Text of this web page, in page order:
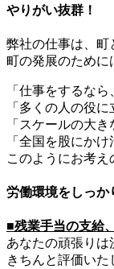
やりがい抜群！
弊社の仕事は、町
町の発展のために
「仕事をするな
「多くの人の役に
「スケールの大
「全国を股にかけ
このようにお考え
労働環境をしっか
■残業手当の支給
あなたの頑張りは
きちんと評価いた